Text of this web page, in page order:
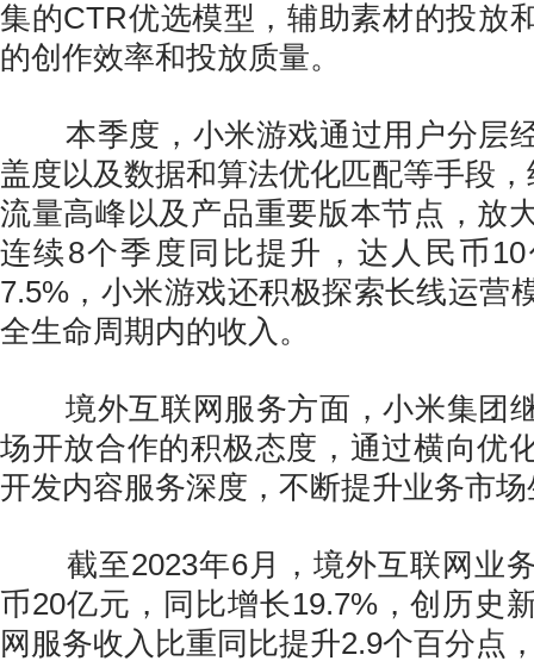
集的CTR优选模型，辅助素材的投放
的创作效率和投放质量。
本季度，小米游戏通过用户分层
盖度以及数据和算法优化匹配等手段
流量高峰以及产品重要版本节点，放
连续8个季度同比提升，达人民币
7.5%，小米游戏还积极探索长线运营
全生命周期内的收入。
境外互联网服务方面，小米集团
场开放合作的积极态度，通过横向优
开发内容服务深度，不断提升业务市
截至2023年6月，境外互联网业
币20亿元，同比增长19.7%，创历史
网服务收入比重同比提升2.9个百分点